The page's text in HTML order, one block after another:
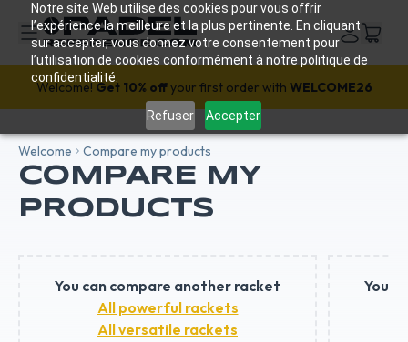
Notre site Web utilise des cookies pour vous offrir
l’expérience la meilleure et la plus pertinente. En cliquant
sur accepter, vous donnez votre consentement pour
l’utilisation de cookies conformément à notre politique de
confidentialité.
Refuser Accepter
Welcome!Get 10% offyour first order with WELCOME26
Welcome Compare my products
COMPARE MY
PRODUCTS
You can compare another racket
All powerful rackets
All versatile rackets
You